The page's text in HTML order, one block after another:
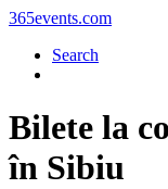
365events.com
Search
Bilete la
în Sibiu